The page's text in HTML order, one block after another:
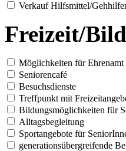
Verkauf Hilfsmittel/
Freizeit/
Möglichkeiten für Ehrenamt
Seniorencafé
Besuchsdienste
Treffpunkt mit
Bildungsmöglichkeiten für
Alltagsbegleitung
Sportangebote für
generationsübergreifende